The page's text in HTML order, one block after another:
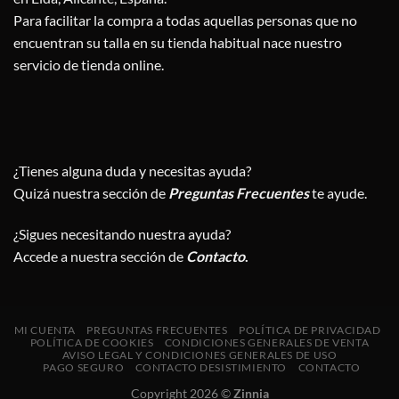
Para facilitar la compra a todas aquellas personas que no
encuentran su talla en su tienda habitual nace nuestro
servicio de tienda online.
¿Tienes alguna duda y necesitas ayuda?
Quizá nuestra sección de Preguntas Frecuenteste ayude.
¿Sigues necesitando nuestra ayuda?
Accede a nuestra sección de Contacto.
MI CUENTA PREGUNTAS FRECUENTES
POLÍTICA DE PRIVACIDAD
POLÍTICA DE COOKIES
CONDICIONES GENERALES DE VENTA
AVISO LEGAL Y CONDICIONES GENERALES DE USO
PAGO SEGURO
CONTACTO DESISTIMIENTO CONTACTO
Copyright 2026 ©Zinnia